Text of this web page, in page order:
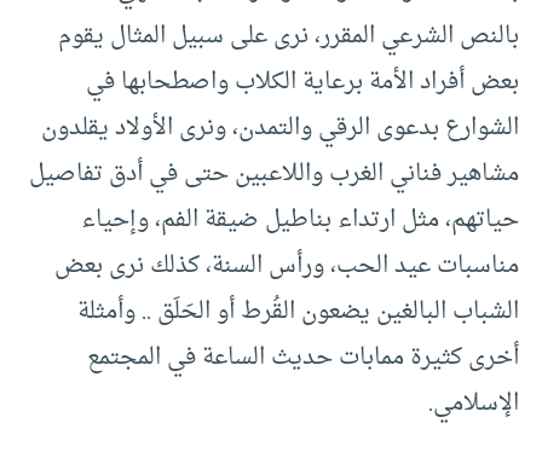
بالنص الشرعي المقرر، نرى على سبيل المثال يقوم
بعض أفراد الأمة برعاية الكلاب واصطحابها في
الشوارع بدعوى الرقي والتمدن، ونرى الأولاد يقلدون
مشاهير فناني الغرب واللاعبين حتى في أدق تفاصيل
حياتهم، مثل ارتداء بناطيل ضيقة الفم، وإحياء
مناسبات عيد الحب، ورأس السنة، كذلك نرى بعض
الشباب البالغين يضعون القُرط أو الحَلَق .. وأمثلة
أخرى كثيرة ممابات حديث الساعة في المجتمع
الإسلامي.